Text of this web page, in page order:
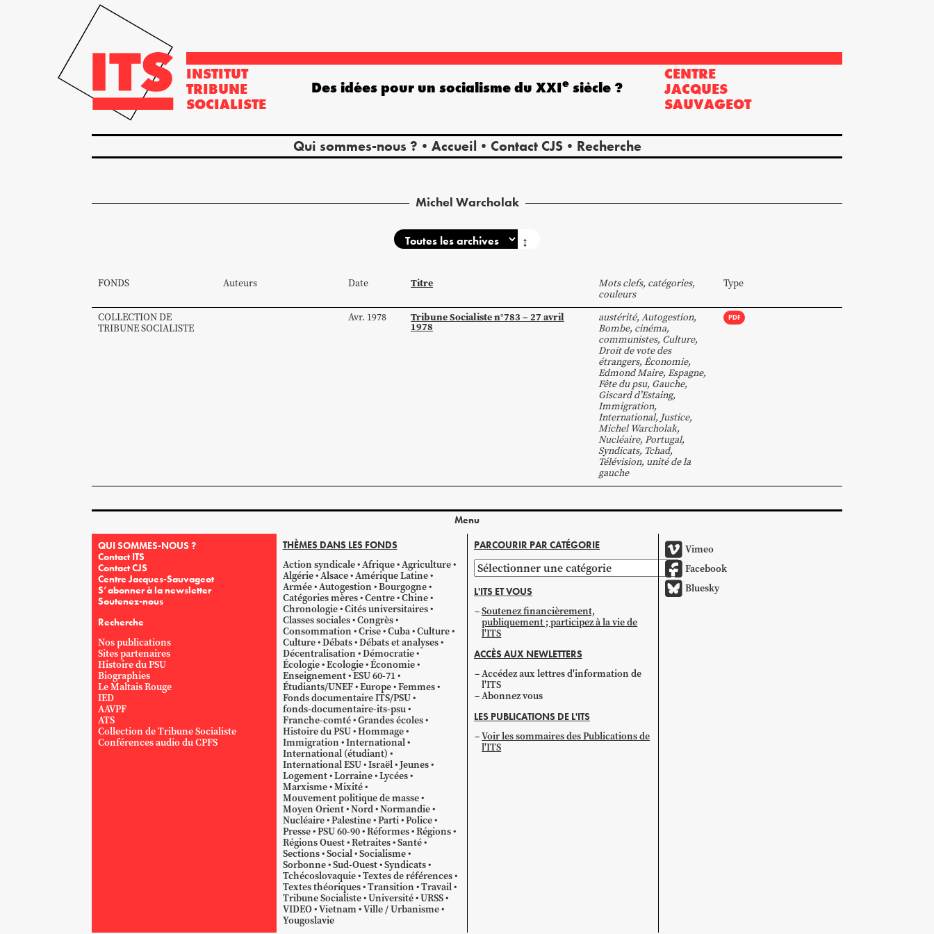
INSTITUT
TRIBUNE
SOCIALISTE
CENTRE
JACQUES
SAUVAGEOT
Qui sommes-nous ? Accueil Contact CJS Recherche
Des idées pour un socialisme du XXIe siècle ?
Michel Warcholak
↕
FONDS Auteurs Date Titre
Mots clefs, catégories,
couleurs
Type
COLLECTION DE
TRIBUNE SOCIALISTE
Avr. 1978 Tribune Socialiste n°783 – 27 avril
1978
austérité, Autogestion,
Bombe, cinéma,
communistes, Culture,
Droit de vote des
étrangers, Économie,
Edmond Maire, Espagne,
Fête du psu, Gauche,
Giscard d’Estaing,
Immigration,
International, Justice,
Michel Warcholak,
Nucléaire, Portugal,
Syndicats, Tchad,
Télévision, unité de la
gauche
PDF
Menu
QUI SOMMES-NOUS ?
Contact ITS
Contact CJS
Centre Jacques-Sauvageot
S’abonner à la newsletter
Soutenez-nous
Recherche
Nos publications
Sites partenaires
Histoire du PSU
Biographies
Le Maltais Rouge
IED
AAVPF
ATS
Collection de Tribune Socialiste
Conférences audio du CPFS
THÈMES DANS LES FONDS
Action syndicale Afrique Agriculture
Algérie Alsace Amérique Latine
Armée Autogestion Bourgogne
Catégories mères Centre Chine
Chronologie Cités universitaires
Classes sociales Congrès
Consommation Crise Cuba Culture
Culture Débats Débats et analyses
Décentralisation Démocratie
Écologie Ecologie Économie
Enseignement ESU 60-71
Étudiants/UNEF Europe Femmes
Fonds documentaire ITS/PSU
fonds-documentaire-its-psu
Franche-comté Grandes écoles
Histoire du PSU Hommage
Immigration International
International (étudiant)
International ESU Israël Jeunes
Logement Lorraine Lycées
Marxisme Mixité
Mouvement politique de masse
Moyen Orient Nord Normandie
Nucléaire Palestine Parti Police
Presse PSU 60-90 Réformes Régions
Régions Ouest Retraites Santé
Sections Social Socialisme
Sorbonne Sud-Ouest Syndicats
Tchécoslovaquie Textes de références
Textes théoriques Transition Travail
Tribune Socialiste Université URSS
VIDEO Vietnam Ville / Urbanisme
Yougoslavie
PARCOURIR PAR CATÉGORIE
Parcourir
par
catégorie
L'ITS ET VOUS
Soutenez financièrement,
publiquement ; participez à la vie de
l'ITS
ACCÈS AUX NEWLETTERS
Accédez aux lettres d'information de
l'ITS
Abonnez vous
LES PUBLICATIONS DE L'ITS
Voir les sommaires des Publications de
l'ITS
Vimeo
Facebook
Bluesky